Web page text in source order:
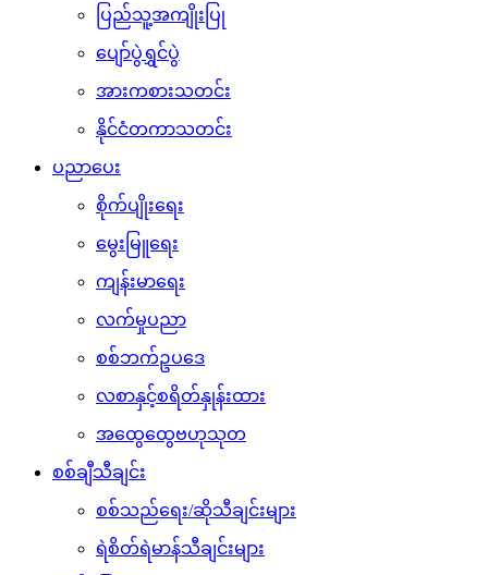
ပြည်သူ့အကျိုးပြု
ပျော်ပွဲရွှင်ပွဲ
အားကစားသတင်း
နိုင်ငံတကာသတင်း
ပညာပေး
စိုက်ပျိုးရေး
မွေးမြူရေး
ကျန်းမာရေး
လက်မှုပညာ
စစ်ဘက်ဥပဒေ
လစာနှင့်စရိတ်နှုန်းထား
အထွေထွေဗဟုသုတ
စစ်ချီသီချင်း
စစ်သည်ရေး/ဆိုသီချင်းများ
ရဲစိတ်ရဲမာန်သီချင်းများ